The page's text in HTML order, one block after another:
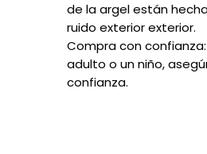
de la argel están
ruido exterior exterior.
Compra con
adulto o un niño,
confianza.